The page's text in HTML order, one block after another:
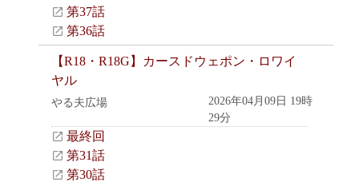
第37話
第36話
【R18・R18G】カースドウェポン・ロワイ
ヤル
やる夫広場
2026年04月09日 19時
29分
最終回
第31話
第30話